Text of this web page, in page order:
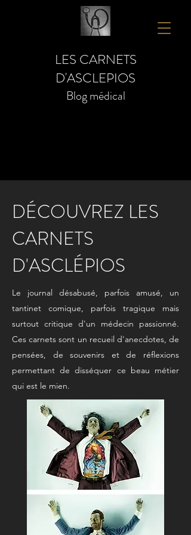
LES CARNETS
D'ASCLEPIOS
Blog médical
DÉCOUVREZ LES
CARNETS
D'ASCLÉPIOS
Le journal désabusé, parfois amusé, un
tantinet comique, parfois tragique mais
surtout critique d'un médecin passionné.
Ces carnets sont un recueil d'anecdotes, de
pensées, de souvenirs et de réflexions
permettant de disséquer ce beau métier
qui est le mien.